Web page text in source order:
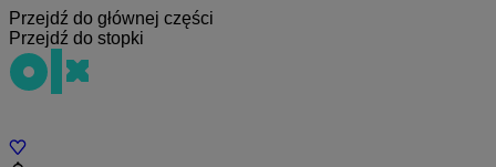
Przejdź do głównej części
Przejdź do stopki